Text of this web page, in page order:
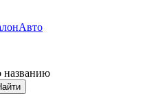
названию